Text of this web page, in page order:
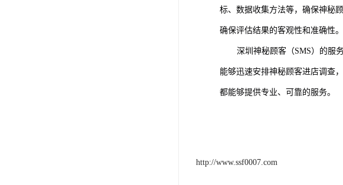
标、数据收集方法等，确保神秘
确保评估结果的客观性和准确性。
深圳神秘顾客（SMS）的服
能够迅速安排神秘顾客进店调查
都能够提供专业、可靠的服务。
http://www.ssf0007.com